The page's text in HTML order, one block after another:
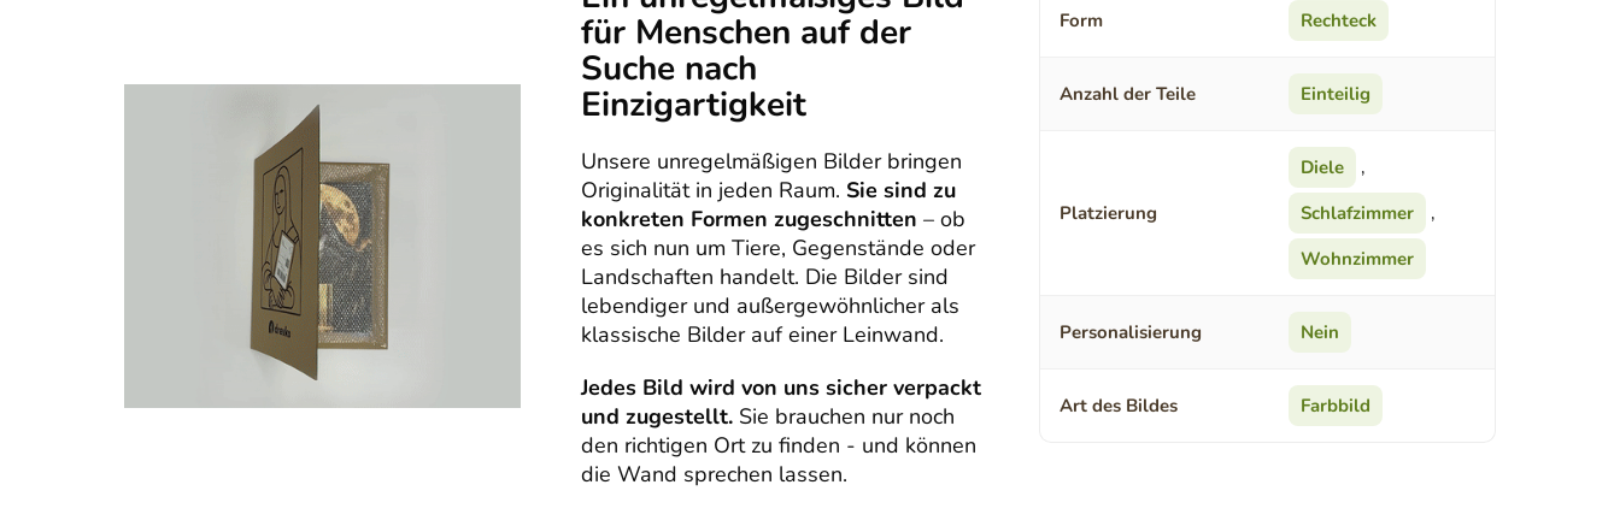
für Menschen auf der
Suche nach
Einzigartigkeit
Unsere unregelmäßigen Bilder bringen
Originalität in jeden Raum. Sie sind zu
konkreten Formen zugeschnitten – ob
es sich nun um Tiere, Gegenstände oder
Landschaften handelt. Die Bilder sind
lebendiger und außergewöhnlicher als
klassische Bilder auf einer Leinwand.
Jedes Bild wird von uns sicher verpackt
und zugestellt. Sie brauchen nur noch
den richtigen Ort zu finden - und können
die Wand sprechen lassen.
Form Rechteck
Anzahl der Teile Einteilig
Platzierung
Diele
,
Schlafzimmer
,
Wohnzimmer
Personalisierung Nein
Art des Bildes Farbbild